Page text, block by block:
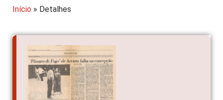
Início » Detalhes